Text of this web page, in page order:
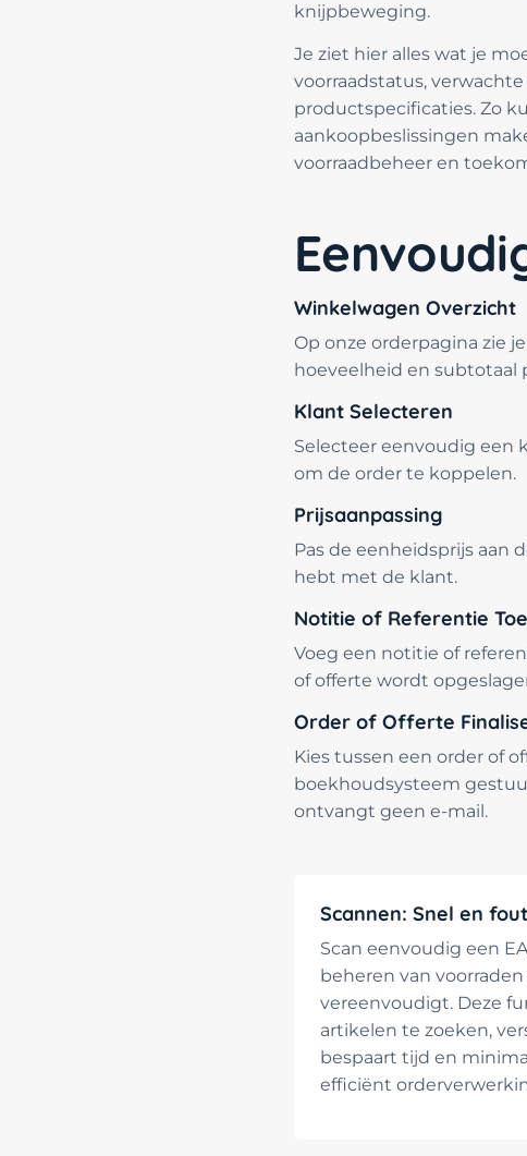
knijpbeweging.
Je ziet hier alles wat je
voorraadstatus,
productspecificaties. Zo
aankoopbeslissingen
voorraadbeheer en
Winkelwagen Overzicht
Op onze orderpagina zie
hoeveelheid en subtotaal
Klant Selecteren
Selecteer eenvoudig een
om de order te koppelen.
Prijsaanpassing
Pas de eenheidsprijs aan
hebt met de klant.
Notitie of Referentie
Voeg een notitie of
of offerte wordt
Order of Offerte
Kies tussen een order of
boekhoudsysteem
ontvangt geen e-mail.
Scannen: Snel en
Scan eenvoudig een
beheren van
vereenvoudigt. Deze
artikelen te zoeken,
bespaart tijd en
efficiënt